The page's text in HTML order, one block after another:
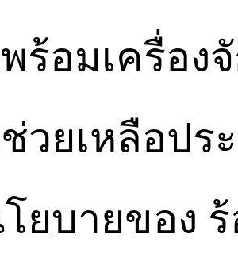
ร้อมเครื่อง
วยเหลือปร
ยบายของ